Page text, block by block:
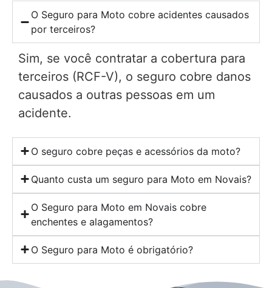
O Seguro para Moto cobre acidentes causados
por terceiros?
Sim, se você contratar a cobertura para
terceiros (RCF-V), o seguro cobre danos
causados a outras pessoas em um
acidente.
O seguro cobre peças e acessórios da moto?
Quanto custa um seguro para Moto em Novais?
O Seguro para Moto em Novais cobre
enchentes e alagamentos?
O Seguro para Moto é obrigatório?